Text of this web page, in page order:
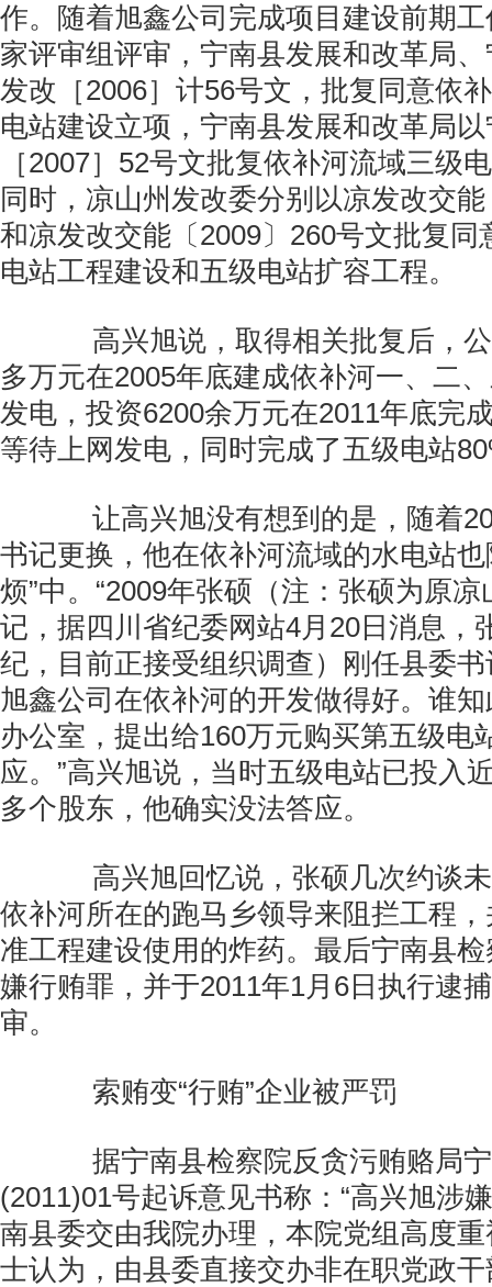
作。随着旭鑫公司完成项目建设前期
家评审组评审，宁南县发展和改革局
发改［2006］计56号文，批复同意依
电站建设立项，宁南县发展和改革局
［2007］52号文批复依补河流域三级
同时，凉山州发改委分别以凉发改交
和凉发改交能〔2009〕260号文批复同
电站工程建设和五级电站扩容工程。
高兴旭说，取得相关批复后，公
多万元在2005年底建成依补河一、二
发电，投资6200余万元在2011年底完
等待上网发电，同时完成了五级电站
让高兴旭没有想到的是，随着
书记更换，他在依补河流域的水电站
烦”中。“2009年张硕（注：张硕为原
记，据四川省纪委网站4月20日消息，
纪，目前正接受组织调查）刚任县委
旭鑫公司在依补河的开发做得好。谁
办公室，提出给160万元购买第五级电
应。”高兴旭说，当时五级电站已投入
多个股东，他确实没法答应。
高兴旭回忆说，张硕几次约谈未
依补河所在的跑马乡领导来阻拦工程
准工程建设使用的炸药。最后宁南县
嫌行贿罪，并于2011年1月6日执行逮
审。
索贿变“行贿”企业被严罚
据宁南县检察院反贪污贿赂局宁
(2011)01号起诉意见书称：“高兴旭涉
南县委交由我院办理，本院党组高度
士认为，由县委直接交办非在职党政